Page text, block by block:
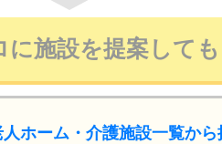
に施設を提案しても
ホーム・介護施設一覧から